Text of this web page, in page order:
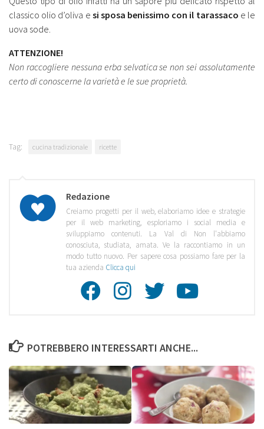
classico olio d’oliva e si sposa benissimo con il tarassaco e le
uova sode.
ATTENZIONE!
Non raccogliere nessuna erba selvatica se non sei assolutamente
certo di conoscerne la varietà e le sue proprietà.
Tag: cucina tradizionale ricette
Redazione
Creiamo progetti per il web, elaboriamo idee e strategie
per il web marketing, esploriamo i social media e
sviluppiamo contenuti. La Val di Non l'abbiamo
conosciuta, studiata, amata. Ve la raccontiamo in un
modo tutto nuovo. Per sapere cosa possiamo fare per la
tua azienda Clicca qui
Facebook
POTREBBERO INTERESSARTI ANCHE...